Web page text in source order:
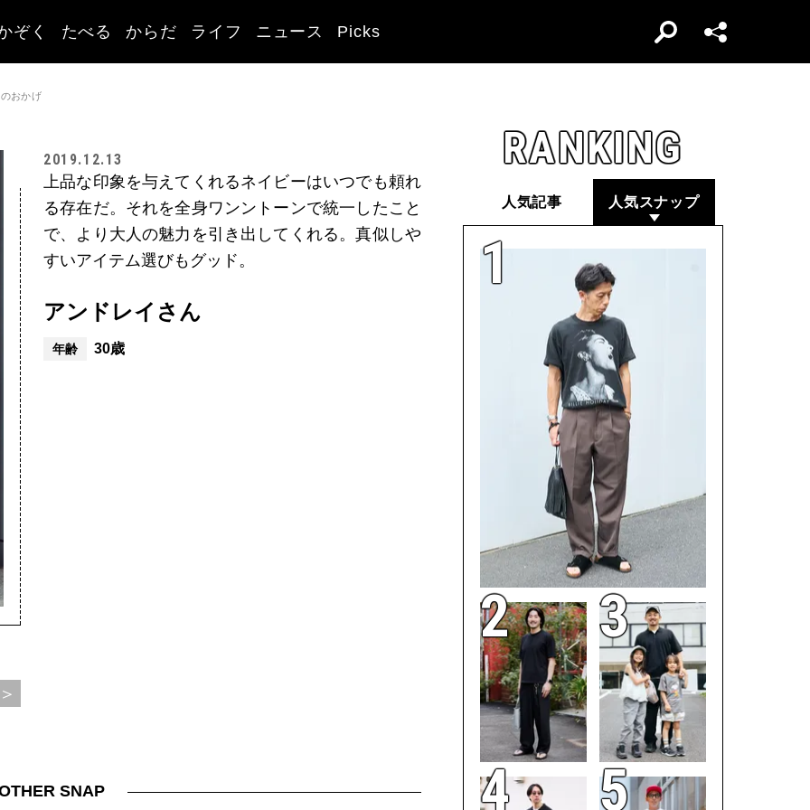
ぞく たべる からだ ライフ ニュース Picks
おかげ
2019.12.13
上品な印象を与えてくれるネイビーはいつでも頼れ
る存在だ。それを全身ワンントーンで統一したこと
で、より大人の魅力を引き出してくれる。真似しや
すいアイテム選びもグッド。
アンドレイさん
年齢 30歳
SNAP
RANKING
人気記事 人気スナップ